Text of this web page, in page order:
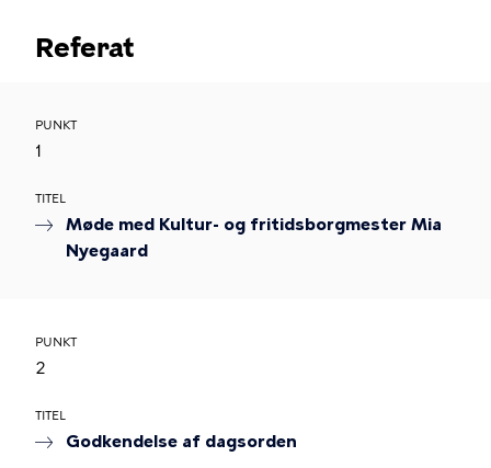
Referat
PUNKT
1
TITEL
Møde med Kultur- og fritidsborgmester Mia
Nyegaard
PUNKT
2
TITEL
Godkendelse af dagsorden